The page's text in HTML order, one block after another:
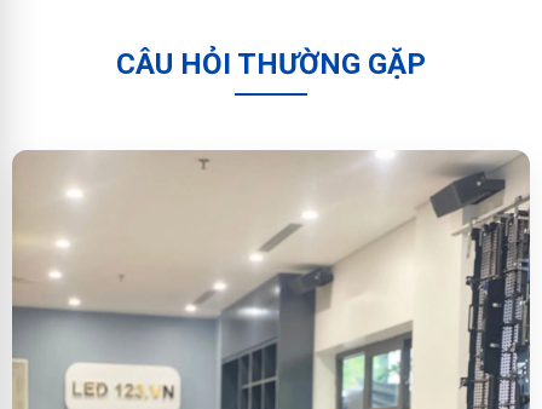
CÂU HỎI THƯỜNG GẶP